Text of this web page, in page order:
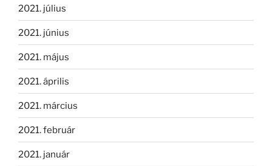
2021. július
2021. június
2021. május
2021. április
2021. március
2021. február
2021. január